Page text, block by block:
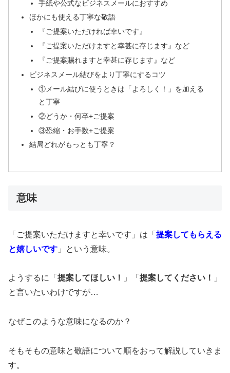
手紙や公式なビジネスメールにおすすめ
ほかにも使える丁寧な敬語
『ご提案いただければ幸いです』
『ご提案いただけますと幸甚に存じます』など
『ご提案賜れますと幸甚に存じます』など
ビジネスメール結びをより丁寧にするコツ
①メール結びに使うときは「よろしく！」を加える
と丁寧
②どうか・何卒+ご提案
③恐縮・お手数+ご提案
結局どれがもっとも丁寧？
意味
「ご提案いただけますと幸いです」は「 提案してもらえる
と嬉しいです 」という意味。
ようするに「 提案してほしい！ 」「 提案してください！
」
と言いたいわけですが…
なぜこのような意味になるのか？
そもそもの意味と敬語について順をおって解説していきま
す。